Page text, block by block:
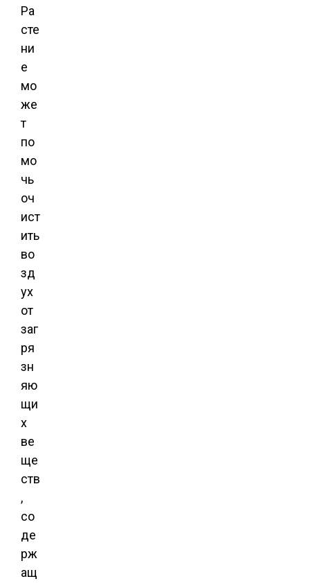
Ра
сте
ни
е
мо
же
т
по
мо
чь
оч
ист
ить
во
зд
ух
от
заг
ря
зн
яю
щи
х
ве
ще
ств
,
со
де
рж
ащ